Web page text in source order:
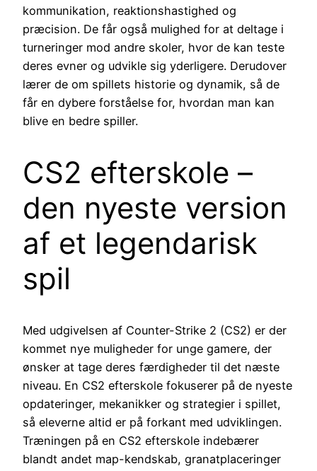
kommunikation, reaktionshastighed og
præcision. De får også mulighed for at deltage i
turneringer mod andre skoler, hvor de kan teste
deres evner og udvikle sig yderligere. Derudover
lærer de om spillets historie og dynamik, så de
får en dybere forståelse for, hvordan man kan
blive en bedre spiller.
CS2 efterskole –
den nyeste version
af et legendarisk
spil
Med udgivelsen af Counter-Strike 2 (CS2) er der
kommet nye muligheder for unge gamere, der
ønsker at tage deres færdigheder til det næste
niveau. En CS2 efterskole fokuserer på de nyeste
opdateringer, mekanikker og strategier i spillet,
så eleverne altid er på forkant med udviklingen.
Træningen på en CS2 efterskole indebærer
blandt andet map-kendskab, granatplaceringer